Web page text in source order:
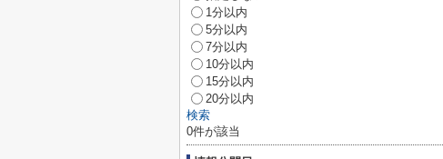
1分以内
5分以内
7分以内
10分以内
15分以内
20分以内
検索
0件が該当